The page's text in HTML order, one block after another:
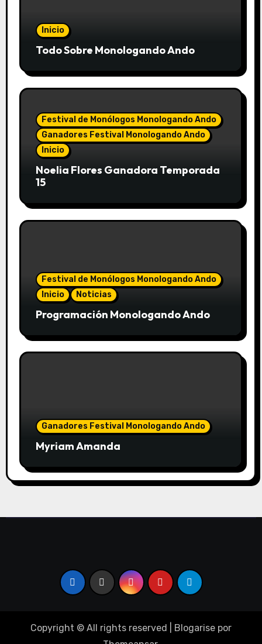
Inicio
Todo Sobre Monologando Ando
Festival de Monólogos Monologando Ando
Ganadores Festival Monologando Ando
Inicio
Noelia Flores Ganadora Temporada
15
Festival de Monólogos Monologando Ando
Inicio
Noticias
Programación Monologando Ando
Ganadores Festival Monologando Ando
Myriam Amanda
Copyright © All rights reserved Blogarise por